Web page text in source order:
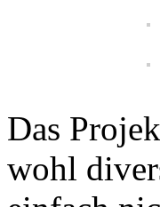
Das
wohl